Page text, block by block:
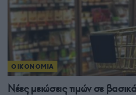
ΟΙΚΟΝΟΜΙΑ
Νέες μειώσεις τιμών σε